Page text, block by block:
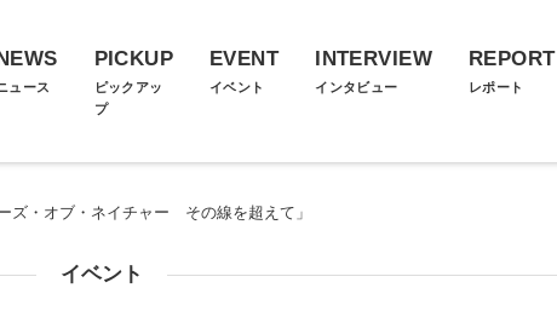
ュース
PICKUP
ピックアッ
プ
EVENT
イベント
INTERVIEW
インタビュー
REPORT
レポート
ズ・オブ・ネイチャー その線を超えて」
イベント